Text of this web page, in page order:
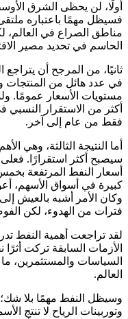
أولًا، لن يحظى الشرق
فسيظل مهمًا باعتباره
مناطق الصراع في العالم،
الحاسم في تحديد مصير
ثانيًا، من المرجح أن
في عدد هائل من المنتجات
مستويات الأسعار عمومًا.
أكثر من الاستقرار
فقط من عام إلى آخر.
أما النتيجة الثالثة، وهي
سيصبح أكثر استقرارًا.
أسعار النفط المرتفعة
وكان الأمر أشبه بالعيش
فترات من الهدوء، لكن
لقد تراجعت أهمية النفط
الأزمات السابقة تركت
السياسات والمستثمرين،
العالم.
وسيظل النفط مهمًا بلا شك؛
وتوربينات الرياح لا تنتج